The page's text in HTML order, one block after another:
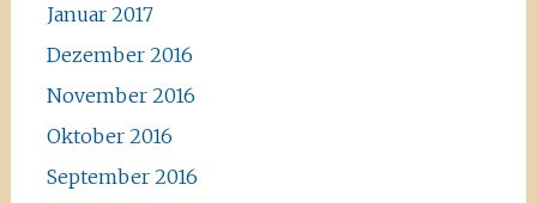
Januar 2017
Dezember 2016
November 2016
Oktober 2016
September 2016